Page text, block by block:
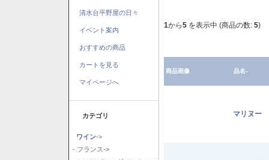
清水台平野屋の日々
イベント案内
おすすめの商品
カートを見る
マイページへ
カテゴリ
ワイン->
- フランス->
1から5 を表示中 (商品の数: 5)
商品画像 品名-
マリヌー